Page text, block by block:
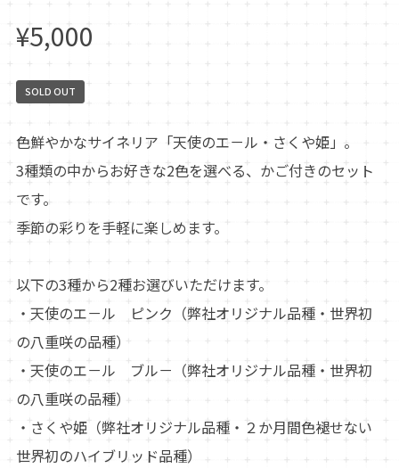
¥5,000
SOLD OUT
色鮮やかなサイネリア「天使のエ－ル・さくや姫」。
3種類の中からお好きな2色を選べる、かご付きのセット
です。
季節の彩りを手軽に楽しめます。
以下の3種から2種お選びいただけます。
・天使のエ－ル ピンク（弊社オリジナル品種・世界初
の八重咲の品種）
・天使のエ－ル ブル－（弊社オリジナル品種・世界初
の八重咲の品種）
・さくや姫（弊社オリジナル品種・２か月間色褪せない
世界初のハイブリッド品種）